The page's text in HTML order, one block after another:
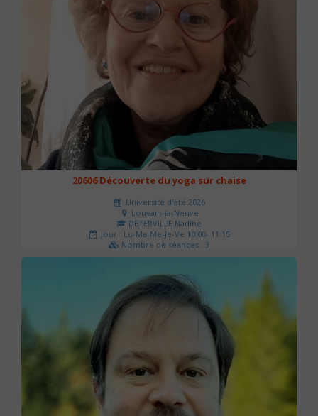
20606 Découverte du yoga sur chaise
Université d'été 2026
Louvain-la-Neuve
DETERVILLE Nadine
Jour : Lu-Ma-Me-Je-Ve 10:00- 11:15
Nombre de séances : 3
30 €